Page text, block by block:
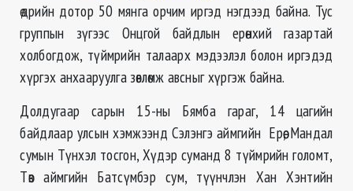
өдрийн дотор 50 мянга орчим иргэд нэгдээд байна. Тус
группын зүгээс Онцгой байдлын ерөнхий газартай
холбогдож, түймрийн талаарх мэдээлэл болон иргэдэд
хүргэх анхааруулга зөвлөмж авсныг хүргэж байна.
Долдугаар сарын 15-ны Бямба гараг, 14 цагийн
байдлаар улсын хэмжээнд Сэлэнгэ аймгийн Ерөө, Мандал
сумын Түнхэл тосгон, Хүдэр суманд 8 түймрийн голомт,
Төв аймгийн Батсүмбэр сум, түүнчлэн Хан Хэнтийн